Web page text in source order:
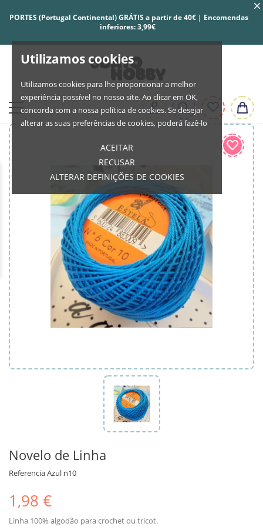
Utilizamos cookies
Utilizamos cookies para lhe proporcionar a melhor
experiência possível no nosso site. Ao clicar em OK,
concorda com a nossa política de cookies. Se desejar
alterar as suas preferências de cookies, poderá fazê-lo
ACEITAR
RECUSAR
ALTERAR DEFINIÇÕES DE COOKIES
PORTES (Portugal Continental) GRÁTIS a partir de 40€ | Encomendas
inferiores: 3,99€
Novelo de Linha
ReferenciaAzul n10
1,98 €
Linha 100% algodão para crochet ou tricot.